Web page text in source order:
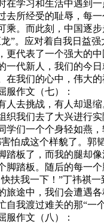
学习和生活中遇到
去所经受的耻辱，每
乘。而此刻，中国逐
”。应对着自我日益
更代表了一个强大的中
代新人，我们的今
在我们的心中，伟大
作文（七）：
去挑战，有人却退缩
我们去了大兴进行实
们一个个身轻如燕，
怕成这个样貌了。郭
踏板了，而我的腿却
脚踏板。随后的每一
扶我一下！”丁祎祺
途中，我们会遭遇
自我渡过难关的那“一
作文（八）：